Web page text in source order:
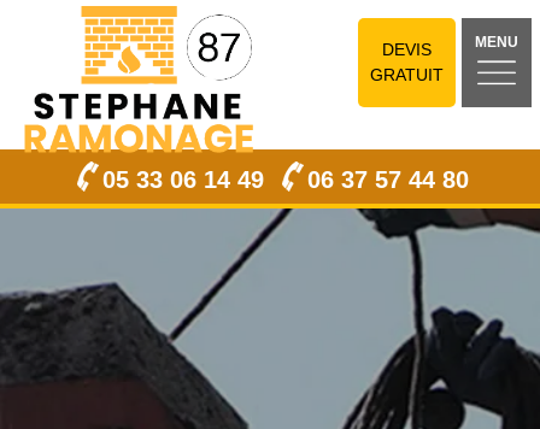
DEVIS
GRATUIT
MENU
05 33 06 14 49 06 37 57 44 80